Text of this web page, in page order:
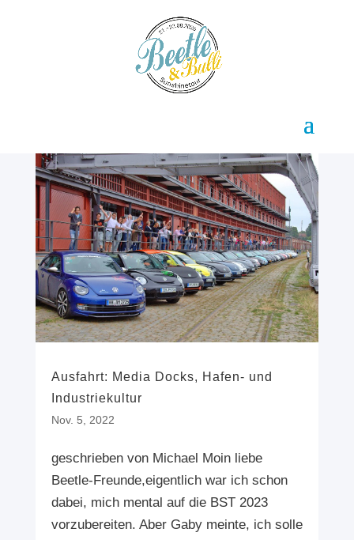
Ausfahrt: Media Docks, Hafen- und
Industriekultur
Nov. 5, 2022
geschrieben von Michael Moin liebe
Beetle-Freunde,eigentlich war ich schon
dabei, mich mental auf die BST 2023
vorzubereiten. Aber Gaby meinte, ich solle